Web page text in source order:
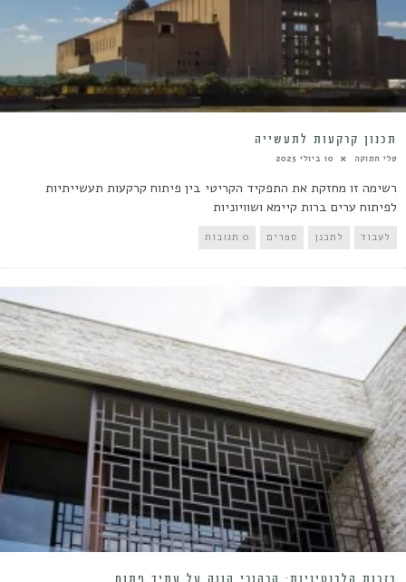
תכנון קרקעות לתעשייה
טלי חתוקה 10 ביולי 2025
רשימה זו מחזקת את התפקיד הקריטי בין פיתוח קרקעות תעשייתיות
לפיתוח ערים ברות קיימא ושוויוניות
לעבוד לתכנן ספרים 0 תגובות